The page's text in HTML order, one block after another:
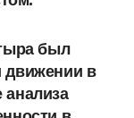
был
движении в
анализа